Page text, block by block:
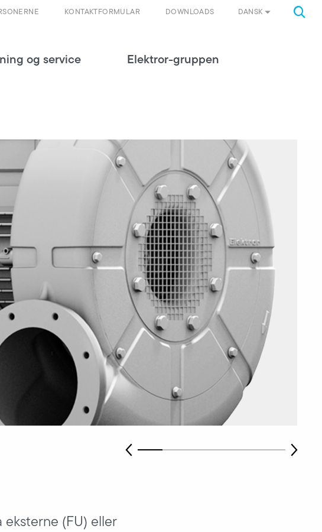
DANSK
DOWNLOADS
KONTAKTFORMULAR
og service
Elektror-gruppen
eksterne (FU) eller